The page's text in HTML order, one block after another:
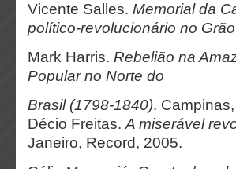
Vicente Salles. Memorial da
político-revolucionário no
Mark Harris. Rebelião na
Popular no Norte do
Brasil (1798-1840).
Décio Freitas. A miserável
Janeiro, Record, 2005.